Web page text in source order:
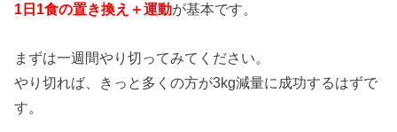
1日1食の置き換え＋運動が基本です。
まずは一週間やり切ってみてください。
やり切れば、きっと多くの方が3kg減量に成功するはずで
す。